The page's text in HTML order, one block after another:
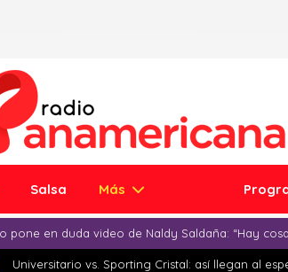
Salsa Más
pone en duda video de Naldy Saldaña: “Hay
Universitario vs. Sporting Cristal: así llegan al